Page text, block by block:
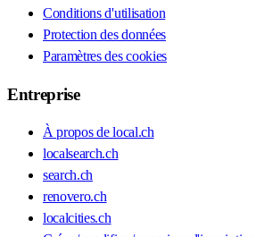
Conditions d'utilisation
Protection des données
Paramètres des cookies
Entreprise
À propos de local.ch
localsearch.ch
search.ch
renovero.ch
localcities.ch